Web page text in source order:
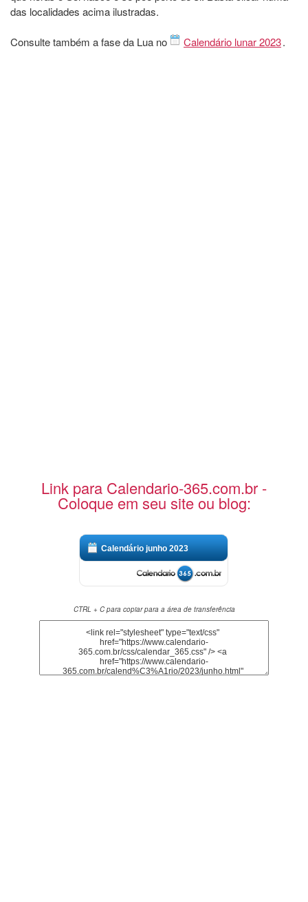
das localidades acima ilustradas.
Consulte também a fase da Lua no Calendário lunar 2023.
Link para Calendario-365.com.br -
Coloque em seu site ou blog:
Calendário junho 2023
CTRL + C para copiar para a área de transferência